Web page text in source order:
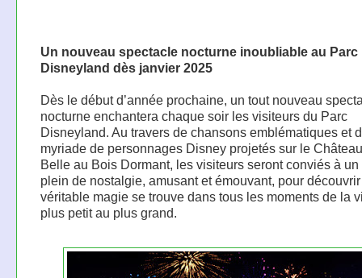
Un nouveau spectacle nocturne inoubliable au Parc
Disneyland dès janvier 2025
Dès le début d’année prochaine, un tout nouveau
nocturne enchantera chaque soir les visiteurs du Parc
Disneyland. Au travers de chansons emblématiques et
myriade de personnages Disney projetés sur le
Belle au Bois Dormant, les visiteurs seront conviés à
plein de nostalgie, amusant et émouvant, pour
véritable magie se trouve dans tous les moments de la
plus petit au plus grand.